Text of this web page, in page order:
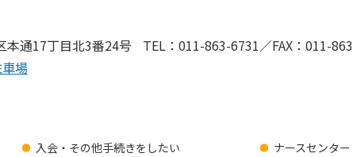
本通17丁目北3番24号
TEL：011-863-6731／FAX：011-
場
入会・その他手続きをしたい
ナースセンター